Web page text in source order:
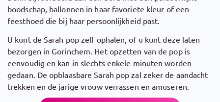
boodschap, ballonnen in haar favoriete kleur of een
feesthoed die bij haar persoonlijkheid past.
U kunt de Sarah pop zelf ophalen, of u kunt deze laten
bezorgen in Gorinchem. Het opzetten van de pop is
eenvoudig en kan in slechts enkele minuten worden
gedaan. De opblaasbare Sarah pop zal zeker de aandacht
trekken en de jarige vrouw verrassen en amuseren.